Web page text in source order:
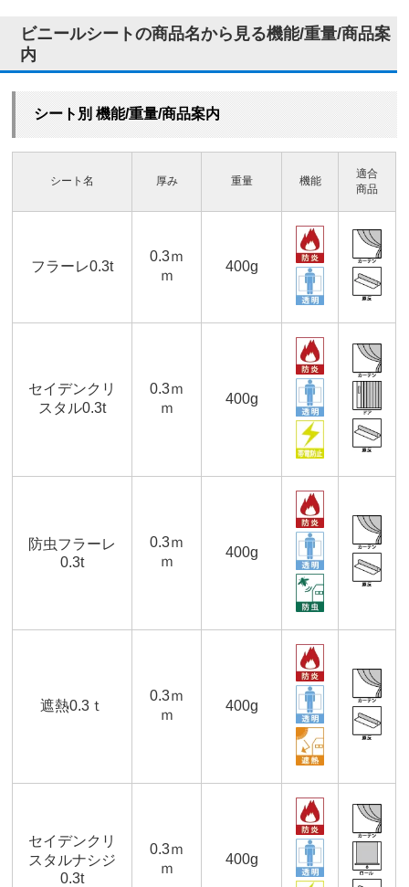
ビニールシートの商品名から見る機能/重量/商品案
内
シート別 機能/重量/商品案内
シート名 厚み 重量 機能
適合
商品
フラーレ0.3t
0.3ｍ
ｍ
400g
セイデンクリ
スタル0.3t
0.3ｍ
ｍ
400g
防虫フラーレ
0.3t
0.3ｍ
ｍ
400g
遮熱0.3ｔ
0.3ｍ
ｍ
400g
セイデンクリ
スタルナシジ
0.3t
0.3ｍ
ｍ
400g